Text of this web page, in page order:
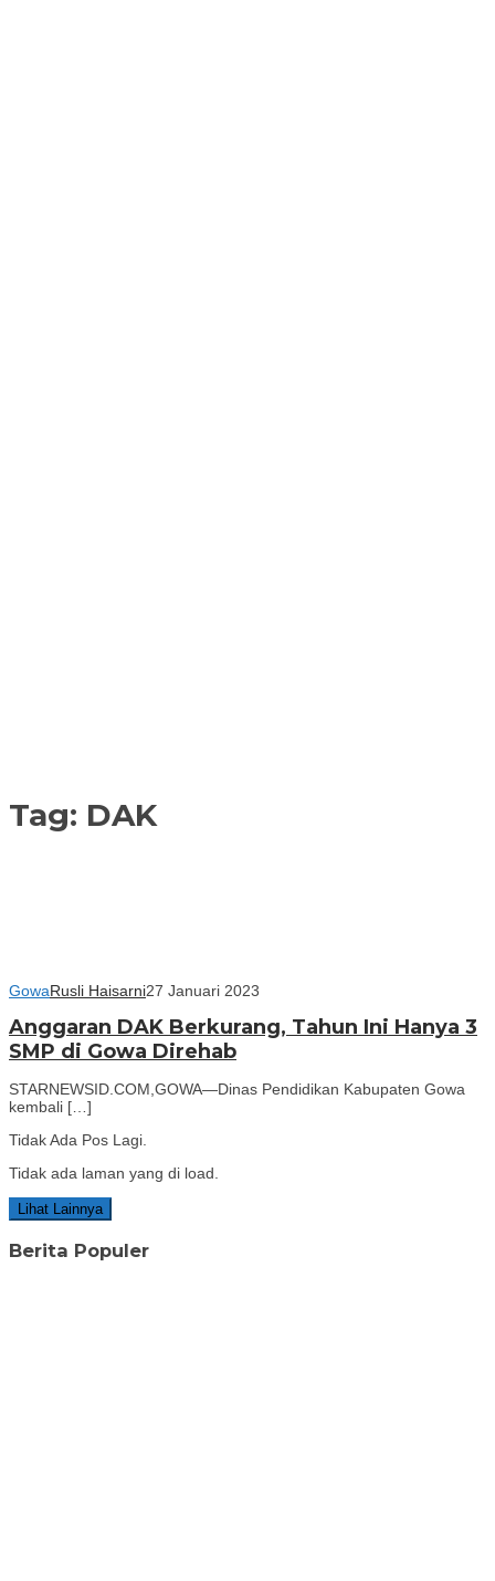
Tag: DAK
GowaRusli Haisarni27 Januari 2023
Anggaran DAK Berkurang, Tahun Ini Hanya 3
SMP di Gowa Direhab
STARNEWSID.COM,GOWA—Dinas Pendidikan Kabupaten Gowa
kembali […]
Tidak Ada Pos Lagi.
Tidak ada laman yang di load.
Lihat Lainnya
Berita Populer